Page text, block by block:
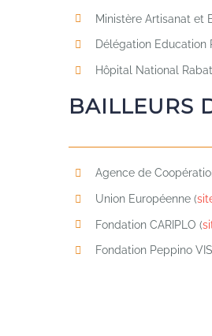
Ministère Artisanat et
Délégation Education
Hôpital National
BAILLEURS
Agence de
Union Européenne (
Fondation CARIPLO (
Fondation Peppino